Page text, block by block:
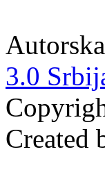
3.0
Created